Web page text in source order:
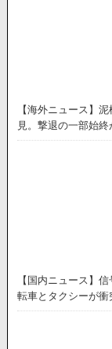
【海外ニュース】
見。撃退の一部始終
【国内ニュース】
転車とタクシーが衝